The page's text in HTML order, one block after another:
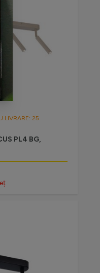
LIVRARE: 25
PL4 BG,